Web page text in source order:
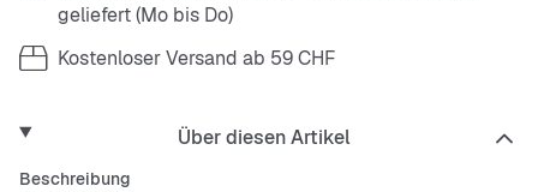
geliefert (Mo bis Do)
Kostenloser Versand ab 59 CHF
Über diesen Artikel
Beschreibung